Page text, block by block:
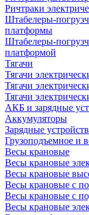
Ричтраки
Штабелеры-
платформы
Штабелеры-
платформой
Тягачи
Тягачи
Тягачи
Тягачи
АКБ и зарядные
Аккумуляторы
Зарядные
Грузоподъемное и
Весы крановые
Весы крановые
Весы крановые
Весы крановые с
Весы крановые с
Весы крановые